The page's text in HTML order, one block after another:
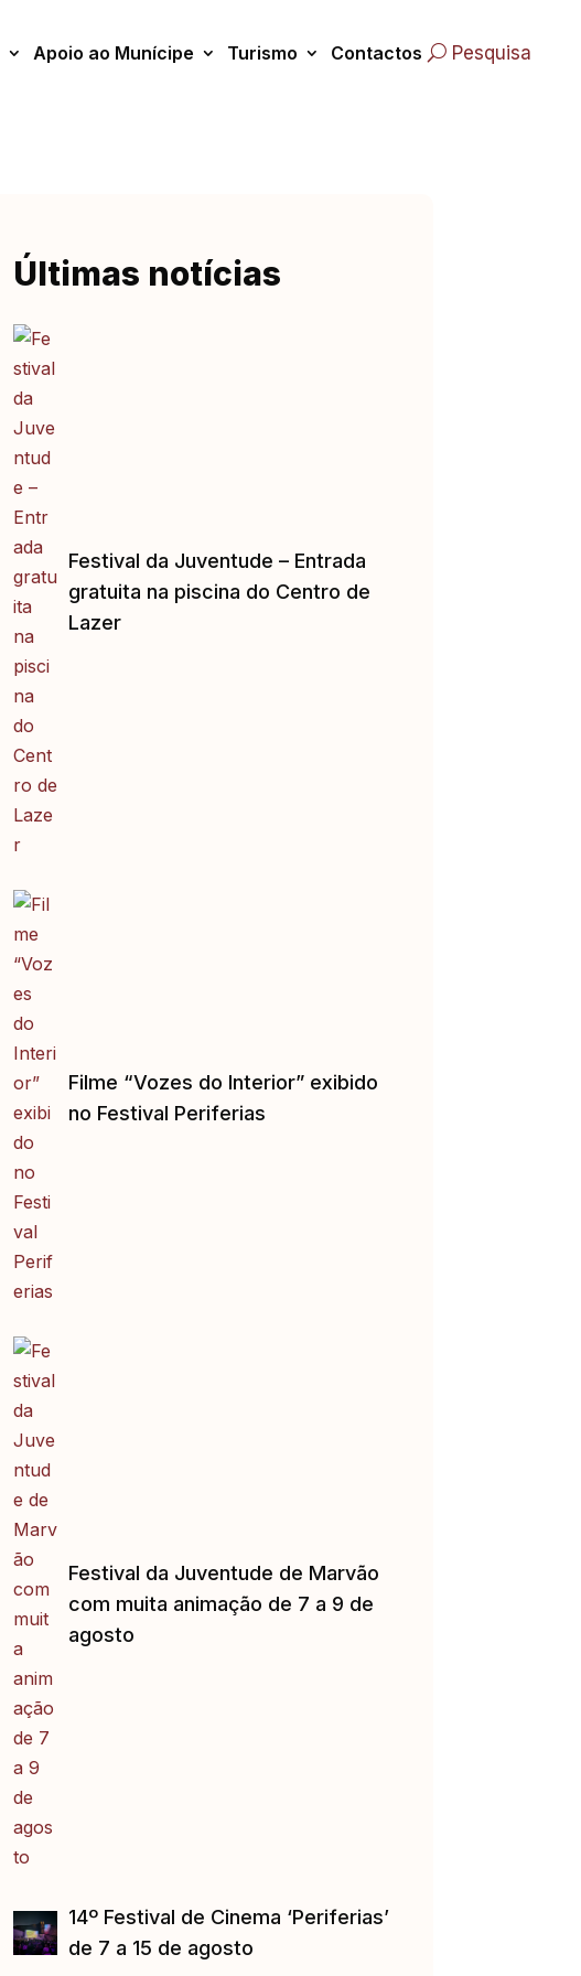
Apoio ao Munícipe Turismo Contactos Pesquisa
Últimas notícias
Festival da Juventude – Entrada
gratuita na piscina do Centro de
Lazer
Filme “Vozes do Interior” exibido
no Festival Periferias
Festival da Juventude de Marvão
com muita animação de 7 a 9 de
agosto
14º Festival de Cinema ‘Periferias’
de 7 a 15 de agosto